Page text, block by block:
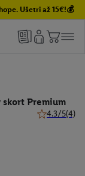
Ušetri až 15€!💰
skort Premium
4.3/5(4)